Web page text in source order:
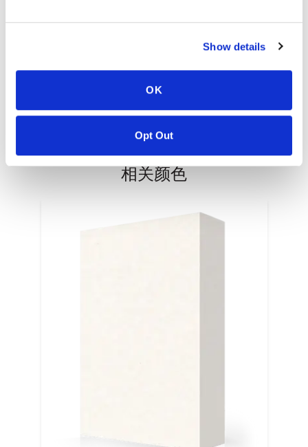
Show details
OK
Opt Out
PT #:110-117
EN
相关颜色